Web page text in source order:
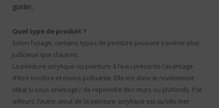
guider.
Quel type de produit ?
Selon l’usage, certains types de peinture peuvent s’avérer plus
judicieux que d’autres.
La peinture acrylique ou peinture à l’eau présente l’avantage
d’être inodore et moins polluante. Elle est donc le revêtement
idéal si vous envisagez de repeindre des murs ou plafonds. Par
ailleurs, l’autre atout de la peinture acrylique est qu’elle met